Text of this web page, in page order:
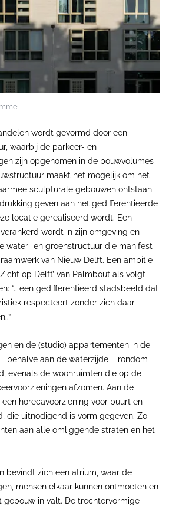
wordt gevormd door een
waarbij de parkeer- en
zijn opgenomen in de bouwvolumes
maakt het mogelijk om het
sculpturale gebouwen ontstaan
geven aan het gedifferentieerde
locatie gerealiseerd wordt. Een
wordt in zijn omgeving en
water- en groenstructuur die manifest
van Nieuw Delft. Een ambitie
op Delft’ van Palmbout als volgt
“.. een gedifferentieerd stadsbeeld dat
respecteert zonder zich daar
en de (studio) appartementen in de
behalve aan de waterzijde – rondom
evenals de woonruimten die op de
afzomen. Aan de
horecavoorziening voor buurt en
die uitnodigend is vorm gegeven. Zo
aan alle omliggende straten en het
bevindt zich een atrium, waar de
mensen elkaar kunnen ontmoeten en
in valt. De trechtervormige